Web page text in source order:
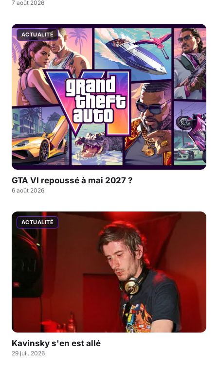
7 août 2026
ACTUALITÉ
GTA VI repoussé à mai 2027 ?
6 août 2026
ACTUALITÉ
Kavinsky s'en est allé
29 juil. 2026